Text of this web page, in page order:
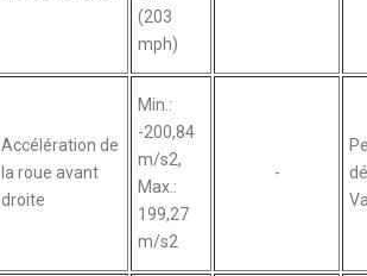
(203
mph)
Accélération de
la roue avant
droite
Min.:
-200,84
m/s2,
Max.:
199,27
m/s2
-